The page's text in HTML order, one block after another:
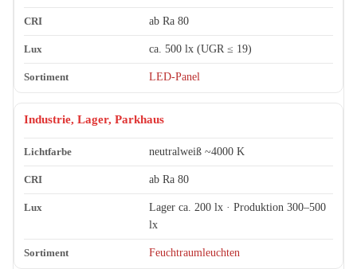
ab Ra 80
ca. 500 lx (UGR ≤ 19)
LED-Panel
Industrie, Lager, Parkhaus
neutralweiß ~4000 K
ab Ra 80
Lager ca. 200 lx · Produktion 300–500
lx
Feuchtraumleuchten